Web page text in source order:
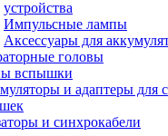
устройства
Импульсные лампы
Аксессуары для
головы
вспышки
и адаптеры для
и синхрокабели